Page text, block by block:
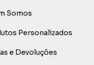
Somos
Personalizados
e Devoluções